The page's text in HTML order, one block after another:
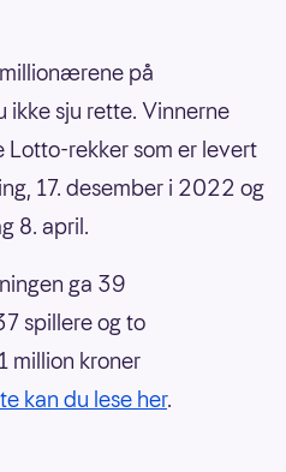
på
ikke sju rette. Vinnerne
rekker som er levert
17. desember i 2022 og
8. april.
ga 39
spillere og to
million kroner
kan du lese her.